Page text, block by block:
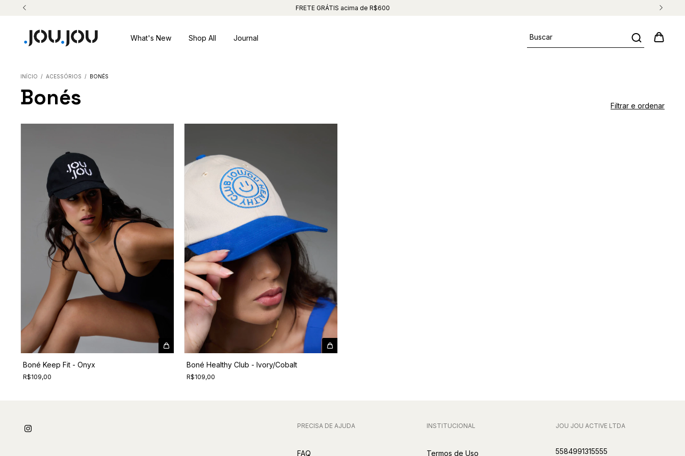
FRETE GRÁTIS acima de R$600
What's New Shop All Journal
INÍCIO / ACESSÓRIOS / BONÉS
Bonés Filtrar e ordenar
Boné Keep Fit - Onyx
R$109,00
Boné Healthy Club - Ivory/Cobalt
R$109,00
PRECISA DE AJUDA
FAQ
INSTITUCIONAL
Termos de Uso
JOU JOU ACTIVE LTDA
5584991315555